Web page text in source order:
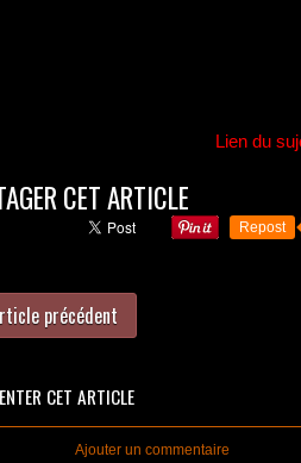
Lien du
CET ARTICLE
Repost
précédent
CET ARTICLE
Ajouter un commentaire